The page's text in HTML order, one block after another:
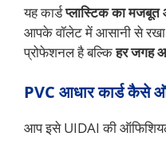
यह कार्डप्लास्टिक का मजबूत
आपके वॉलेट में आसानी से
प्रोफेशनल है बल्किहर जगह
PVC आधार कार्ड कैसे
आप इसे UIDAI की